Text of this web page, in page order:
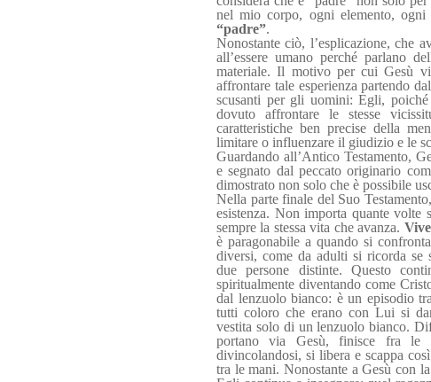
nel mio corpo, ogni elemento,
“padre”.
Nonostante ciò, l’esplicazione, che
all’essere umano perché parlano
materiale. Il motivo per cui Gesù
affrontare tale esperienza partendo
scusanti per gli uomini: Egli,
dovuto affrontare le stesse
caratteristiche ben precise della
limitare o influenzare il giudizio e le
Guardando all’Antico Testamento,
e segnato dal peccato originario
dimostrato non solo che è possibile
Nella parte finale del Suo
esistenza. Non importa quante volte
sempre la stessa vita che avanza.
è paragonabile a quando si
diversi, come da adulti si ricorda se
due persone distinte. Questo
spiritualmente diventando come
dal lenzuolo bianco: è un episodio
tutti coloro che erano con Lui si
vestita solo di un lenzuolo bianco.
portano via Gesù, finisce fra
divincolandosi, si libera e scappa
tra le mani. Nonostante a Gesù con